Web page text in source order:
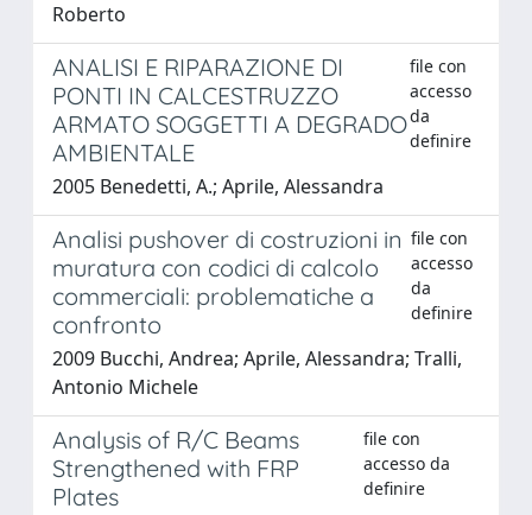
Roberto
ANALISI E RIPARAZIONE DI
PONTI IN CALCESTRUZZO
ARMATO SOGGETTI A DEGRADO
AMBIENTALE
file con
accesso
da
definire
2005 Benedetti, A.; Aprile, Alessandra
Analisi pushover di costruzioni in
muratura con codici di calcolo
commerciali: problematiche a
confronto
file con
accesso
da
definire
2009 Bucchi, Andrea; Aprile, Alessandra; Tralli,
Antonio Michele
Analysis of R/C Beams
Strengthened with FRP
Plates
file con
accesso da
definire